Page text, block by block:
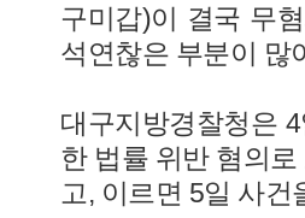
구미갑)이 결국 무
석연찮은 부분이 많
대구지방경찰청은
한 법률 위반 혐의로
고, 이르면 5일 사